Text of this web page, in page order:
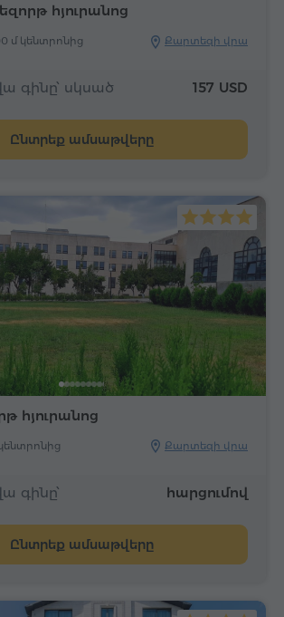
հյուրանոց
մ կենտրոնից Քարտեզի վրա
գինը՝ սկսած 157 USD
Ընտրեք ամսաթվերը
հյուրանոց
Քարտեզի վրա
գինը՝ հարցումով
Ընտրեք ամսաթվերը